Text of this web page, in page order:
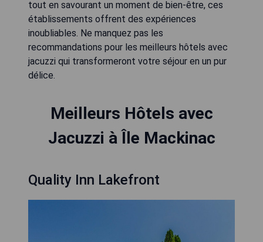
tout en savourant un moment de bien-être, ces
établissements offrent des expériences
inoubliables. Ne manquez pas les
recommandations pour les meilleurs hôtels avec
jacuzzi qui transformeront votre séjour en un pur
délice.
Meilleurs Hôtels avec
Jacuzzi à Île Mackinac
Quality Inn Lakefront